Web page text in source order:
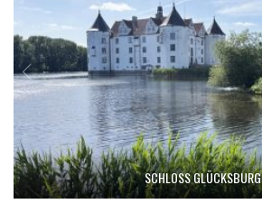
SCHLOSS GLÜCKSBURG